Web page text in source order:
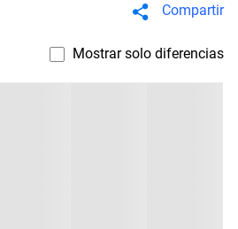
Compartir
Mostrar solo diferencias